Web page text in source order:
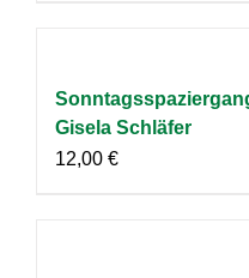
Gisela Schläfer
12,00 €